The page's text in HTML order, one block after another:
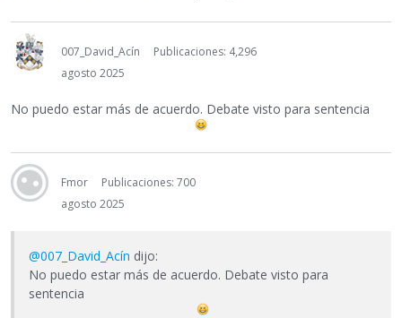
007_David_Acín
Publicaciones: 4,296
agosto 2025
No puedo estar más de acuerdo. Debate visto para sentencia
Fmor
Publicaciones: 700
agosto 2025
@007_David_Acín dijo:
No puedo estar más de acuerdo. Debate visto para
sentencia